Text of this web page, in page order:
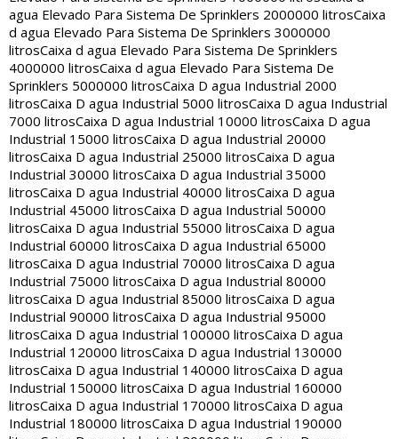
agua Elevado Para Sistema De Sprinklers 2000000 litrosCaixa
d agua Elevado Para Sistema De Sprinklers 3000000
litrosCaixa d agua Elevado Para Sistema De Sprinklers
4000000 litrosCaixa d agua Elevado Para Sistema De
Sprinklers 5000000 litrosCaixa D agua Industrial 2000
litrosCaixa D agua Industrial 5000 litrosCaixa D agua Industrial
7000 litrosCaixa D agua Industrial 10000 litrosCaixa D agua
Industrial 15000 litrosCaixa D agua Industrial 20000
litrosCaixa D agua Industrial 25000 litrosCaixa D agua
Industrial 30000 litrosCaixa D agua Industrial 35000
litrosCaixa D agua Industrial 40000 litrosCaixa D agua
Industrial 45000 litrosCaixa D agua Industrial 50000
litrosCaixa D agua Industrial 55000 litrosCaixa D agua
Industrial 60000 litrosCaixa D agua Industrial 65000
litrosCaixa D agua Industrial 70000 litrosCaixa D agua
Industrial 75000 litrosCaixa D agua Industrial 80000
litrosCaixa D agua Industrial 85000 litrosCaixa D agua
Industrial 90000 litrosCaixa D agua Industrial 95000
litrosCaixa D agua Industrial 100000 litrosCaixa D agua
Industrial 120000 litrosCaixa D agua Industrial 130000
litrosCaixa D agua Industrial 140000 litrosCaixa D agua
Industrial 150000 litrosCaixa D agua Industrial 160000
litrosCaixa D agua Industrial 170000 litrosCaixa D agua
Industrial 180000 litrosCaixa D agua Industrial 190000